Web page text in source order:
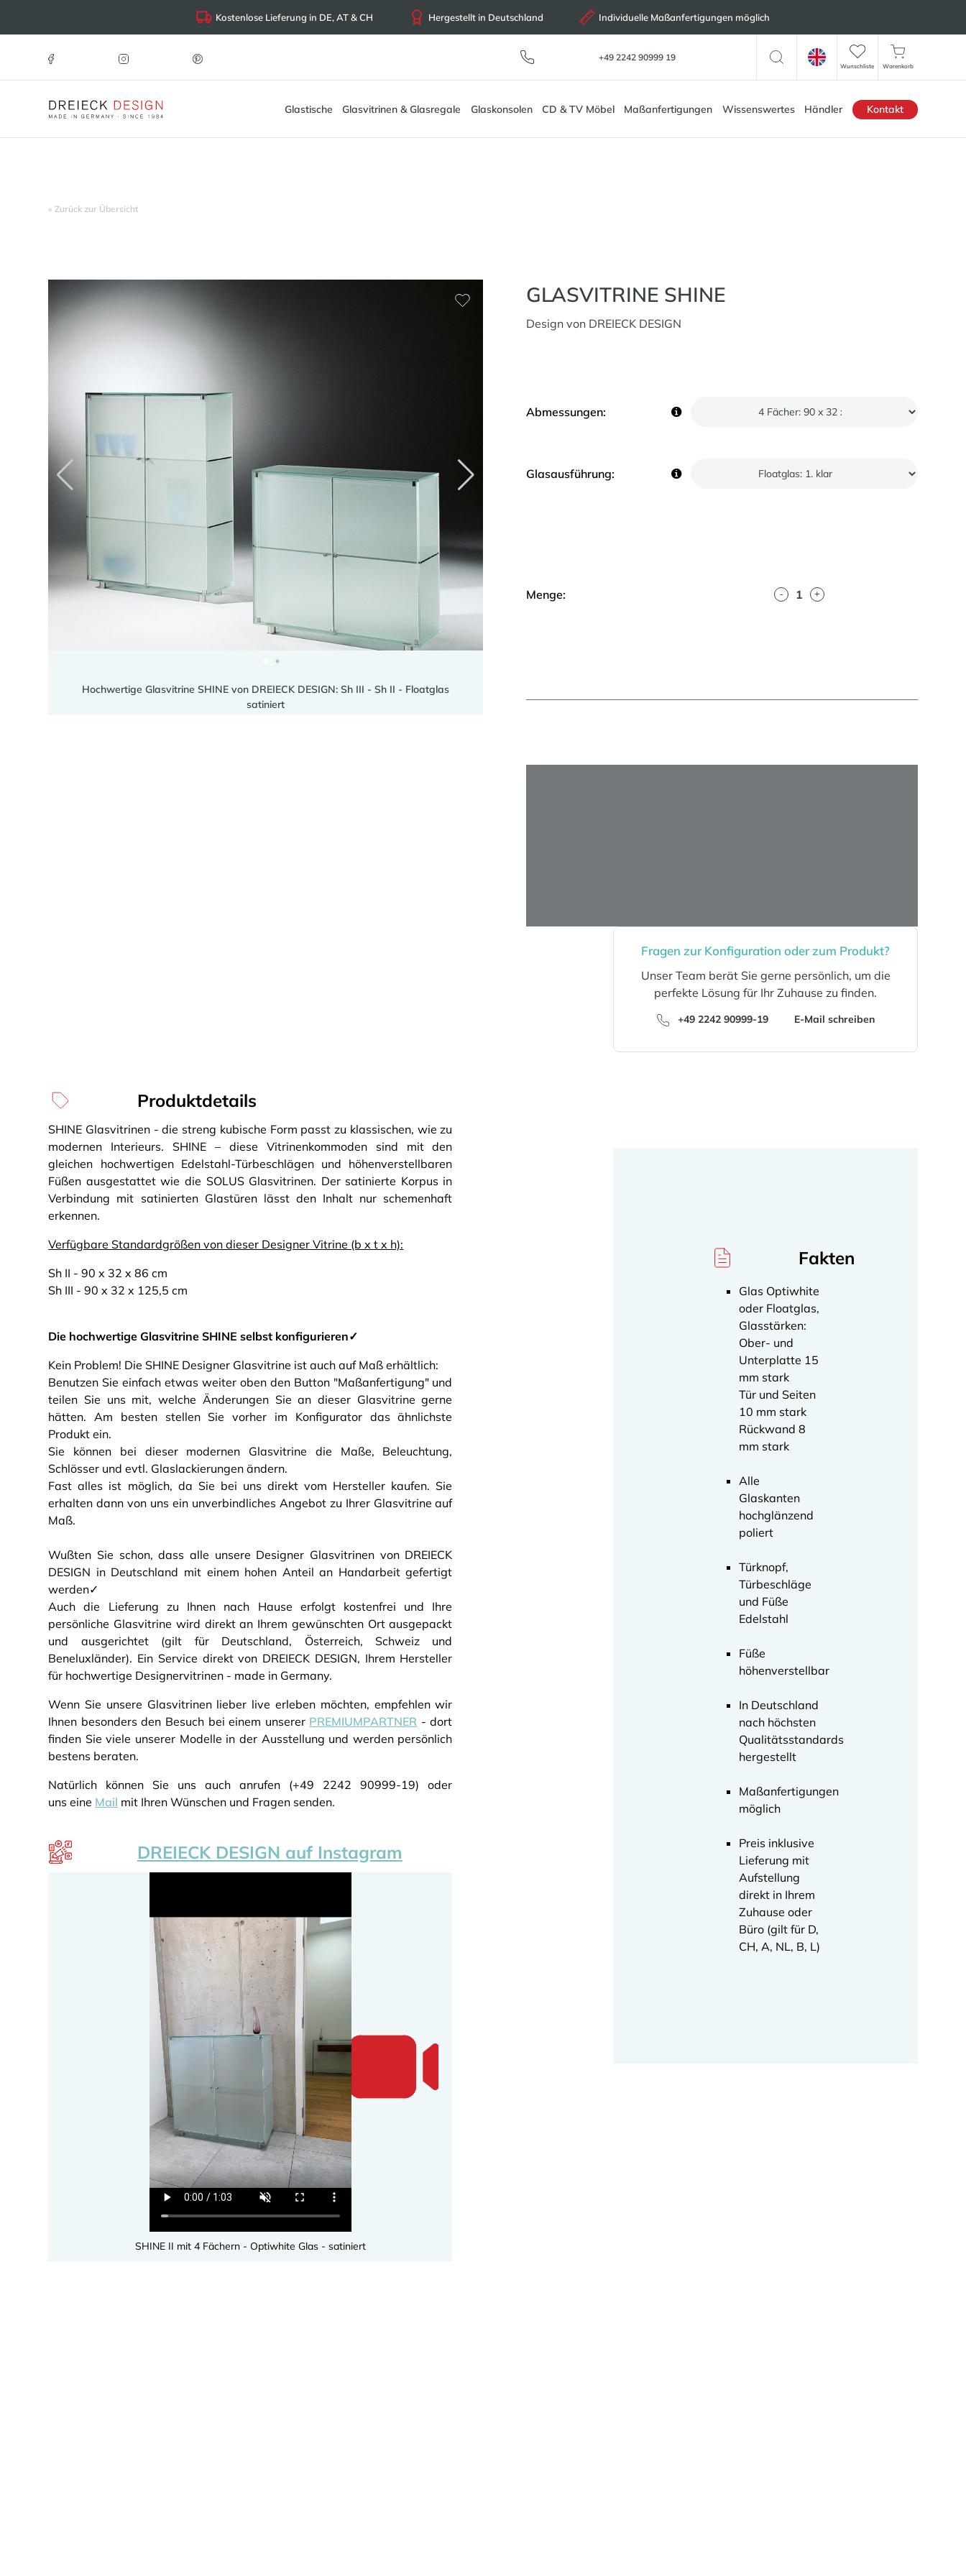
Kostenlose Lieferung in DE, AT & CH Hergestellt in Deutschland Individuelle Maßanfertigungen möglich
+49 2242 90999 19
Wunschliste Warenkorb
Glastische Glasvitrinen & Glasregale Glaskonsolen CD & TV Möbel Maßanfertigungen Wissenswertes Händler Kontakt
« Zurück zur Übersicht
Hochwertige Glasvitrine SHINE von DREIECK DESIGN: Sh III - Sh II - Floatglas
satiniert
GLASVITRINE SHINE
Design von DREIECK DESIGN
Abmessungen:
Glasausführung:
Menge: - +
Produktdetails
SHINE Glasvitrinen - die streng kubische Form passt zu klassischen, wie zu
modernen Interieurs. SHINE – diese Vitrinenkommoden sind mit den
gleichen hochwertigen Edelstahl-Türbeschlägen und höhenverstellbaren
Füßen ausgestattet wie die SOLUS Glasvitrinen. Der satinierte Korpus in
Verbindung mit satinierten Glastüren lässt den Inhalt nur schemenhaft
erkennen.
Verfügbare Standardgrößen von dieser Designer Vitrine (b x t x h):
Sh II - 90 x 32 x 86 cm
Sh III - 90 x 32 x 125,5 cm
Die hochwertige Glasvitrine SHINE selbst konfigurieren✓
Kein Problem! Die SHINE Designer Glasvitrine ist auch auf Maß erhältlich:
Benutzen Sie einfach etwas weiter oben den Button "Maßanfertigung" und
teilen Sie uns mit, welche Änderungen Sie an dieser Glasvitrine gerne
hätten. Am besten stellen Sie vorher im Konfigurator das ähnlichste
Produkt ein.
Sie können bei dieser modernen Glasvitrine die Maße, Beleuchtung,
Schlösser und evtl. Glaslackierungen ändern.
Fast alles ist möglich, da Sie bei uns direkt vom Hersteller kaufen. Sie
erhalten dann von uns ein unverbindliches Angebot zu Ihrer Glasvitrine auf
Maß.
Wußten Sie schon, dass alle unsere Designer Glasvitrinen von DREIECK
DESIGN in Deutschland mit einem hohen Anteil an Handarbeit gefertigt
werden✓
Auch die Lieferung zu Ihnen nach Hause erfolgt kostenfrei und Ihre
persönliche Glasvitrine wird direkt an Ihrem gewünschten Ort ausgepackt
und ausgerichtet (gilt für Deutschland, Österreich, Schweiz und
Beneluxländer). Ein Service direkt von DREIECK DESIGN, Ihrem Hersteller
für hochwertige Designervitrinen - made in Germany.
Wenn Sie unsere Glasvitrinen lieber live erleben möchten, empfehlen wir
Ihnen besonders den Besuch bei einem unserer PREMIUMPARTNER - dort
finden Sie viele unserer Modelle in der Ausstellung und werden persönlich
bestens beraten.
Natürlich können Sie uns auch anrufen (+49 2242 90999-19) oder
uns eine Mail mit Ihren Wünschen und Fragen senden.
DREIECK DESIGN auf Instagram
SHINE II mit 4 Fächern - Optiwhite Glas - satiniert
Fragen zur Konfiguration oder zum Produkt?
Unser Team berät Sie gerne persönlich, um die
perfekte Lösung für Ihr Zuhause zu finden.
+49 2242 90999-19 E-Mail schreiben
Fakten
Glas Optiwhite
oder Floatglas,
Glasstärken:
Ober- und
Unterplatte 15
mm stark
Tür und Seiten
10 mm stark
Rückwand 8
mm stark
Alle
Glaskanten
hochglänzend
poliert
Türknopf,
Türbeschläge
und Füße
Edelstahl
Füße
höhenverstellbar
In Deutschland
nach höchsten
Qualitätsstandards
hergestellt
Maßanfertigungen
möglich
Preis inklusive
Lieferung mit
Aufstellung
direkt in Ihrem
Zuhause oder
Büro (gilt für D,
CH, A, NL, B, L)